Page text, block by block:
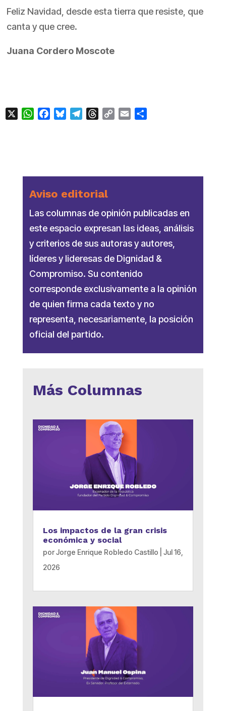
Feliz Navidad, desde esta tierra que resiste, que
canta y que cree.
Juana Cordero Moscote
WhatsApp
FacebookBlueskyTelegramThreads
Copy Email
Aviso editorial
Las columnas de opinión publicadas en
este espacio expresan las ideas, análisis
y criterios de sus autoras y autores,
líderes y lideresas de Dignidad &
Compromiso. Su contenido
corresponde exclusivamente a la opinión
de quien firma cada texto y no
representa, necesariamente, la posición
oficial del partido.
Más Columnas
Los impactos de la gran crisis
económica y social
porJorge Enrique Robledo Castillo
Jul 16,
2026